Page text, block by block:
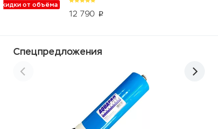
от объёма
12 790 p
Спецпредложения